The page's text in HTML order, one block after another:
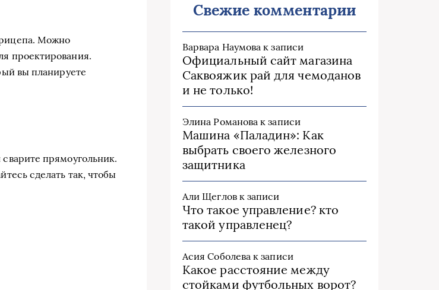
Можно
проектирования.
вы планируете
прямоугольник.
сделать так, чтобы
Свежие комментарии
Варвара Наумова к записи
Официальный сайт магазина
Саквояжик рай для чемоданов
и не только!
Элина Романова к записи
Машина «Паладин»: Как
выбрать своего железного
защитника
Али Щегловк записи
Что такое управление? кто
такой управленец?
Асия Соболева к записи
Какое расстояние между
стойками футбольных ворот?